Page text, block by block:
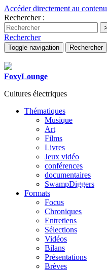
Accéder directement au contenu
Rechercher :
Rechercher
Toggle navigation Rechercher
FoxyLounge
Cultures électriques
Thématiques
Musique
Art
Films
Livres
Jeux vidéo
conférences
documentaires
SwampDiggers
Formats
Focus
Chroniques
Entretiens
Sélections
Vidéos
Bilans
Présentations
Brèves